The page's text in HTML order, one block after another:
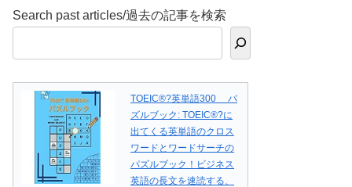
Search past articles/過去の記事を検索
TOEIC®?英単語300 パ
ズルブック: TOEIC®?に
出てくる英単語のクロス
ワードとワードサーチの
パズルブック！ビジネス
英語の長文を速読する、